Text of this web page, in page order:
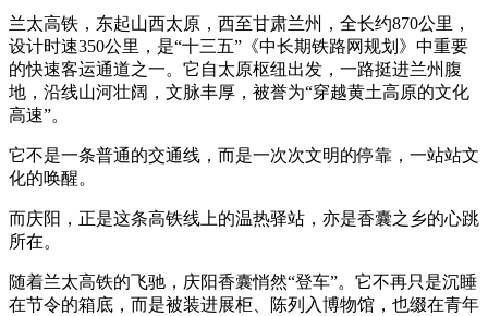
兰太高铁，东起山西太原，西至甘肃兰州，全长约870公里，
设计时速350公里，是“十三五”《中长期铁路网规划》中重要
的快速客运通道之一。它自太原枢纽出发，一路挺进兰州腹
地，沿线山河壮阔，文脉丰厚，被誉为“穿越黄土高原的文化
高速”。
它不是一条普通的交通线，而是一次次文明的停靠，一站站文
化的唤醒。
而庆阳，正是这条高铁线上的温热驿站，亦是香囊之乡的心跳
所在。
随着兰太高铁的飞驰，庆阳香囊悄然“登车”。它不再只是沉睡
在节令的箱底，而是被装进展柜、陈列入博物馆，也缀在青年